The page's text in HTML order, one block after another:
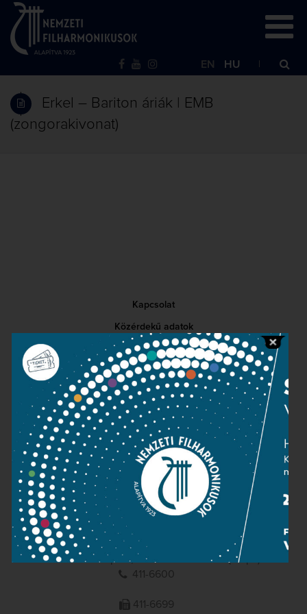
EN HU
Erkel – Bariton áriák | EMB
(zongorakivonat)
Kapcsolat
Közérdekű adatok
Sajtószoba
Adatvédelem
Impresszum
NEMZETI
FILHARMONIKUSOK
1095 Budapest, Komor Marcell u. 1. (Müpa)
411-6600
411-6699